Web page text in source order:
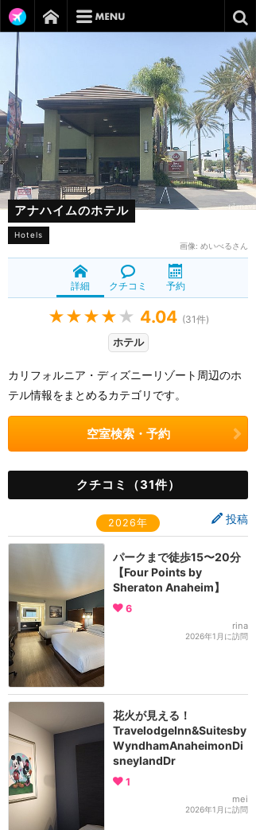
アナハイムのホテル
Hotels
画像: めいべるさん
詳細 クチコミ 予約
★★★★ ★ 4.04 (31件)
ホテル
カリフォルニア・ディズニーリゾート周辺のホ
テル情報をまとめるカテゴリです。
空室検索・予約
クチコミ（31件）
投稿
2026年
パークまで徒歩15〜20分
【Four Points by
Sheraton Anaheim】
6
rina
2026年1月に訪問
花火が見える！
TravelodgeInn&Suitesby
WyndhamAnaheimonDi
sneylandDr
1
mei
2026年1月に訪問